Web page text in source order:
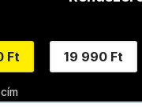
Ft 19 990 Ft